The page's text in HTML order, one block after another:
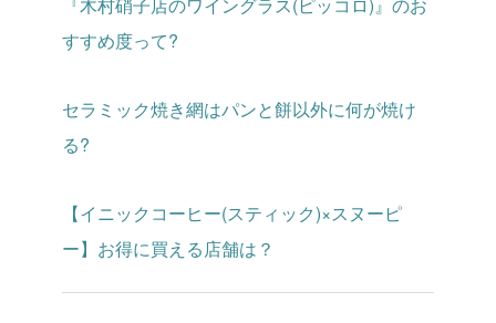
すすめ度って?
セラミック焼き網はパンと餅以外に何が焼け
る?
【イニックコーヒー(スティック)×スヌーピ
ー】お得に買える店舗は？